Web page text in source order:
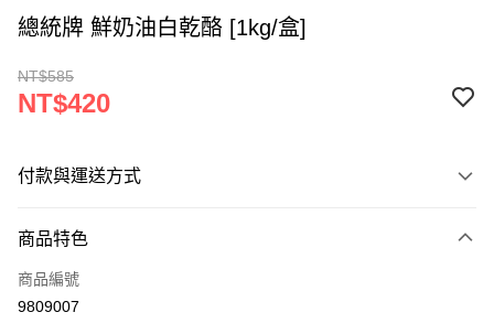
總統牌 鮮奶油白乾酪 [1kg/盒]
NT$585
NT$420
付款與運送方式
信用卡一次付款
LINE Pay
商品特色
商品編號
9809007